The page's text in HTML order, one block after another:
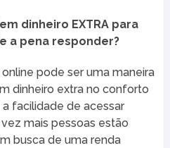
dinheiro EXTRA para
a pena responder?
pode ser uma maneira
dinheiro extra no conforto
a facilidade de acessar
mais pessoas estão
busca de uma renda